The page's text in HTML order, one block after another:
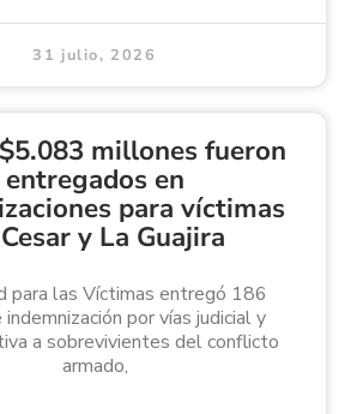
31 julio, 2026
millones fueron
entregados en
para víctimas
y La Guajira
para las Víctimas entregó 186
por vías judicial y
a sobrevivientes del conflicto
armado,